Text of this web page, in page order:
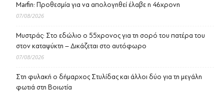
Marfin: Προθεσμία για να απολογηθεί έλαβε η 46χρονη
07/08/2026
Μυστράς: Στο εδώλιο ο 55χρονος για τη σορό του πατέρα του
στον καταψύκτη – Δικάζεται στο αυτόφωρο
07/08/2026
Στη φυλακή ο δήμαρχος Στυλίδας και άλλοι δύο για τη μεγάλη
φωτιά στη Βοιωτία